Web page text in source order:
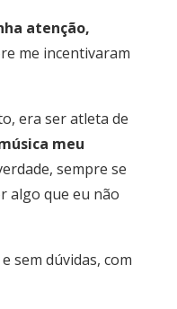
atenção,
me incentivaram
era ser atleta de
meu
sempre se
algo que eu não
sem dúvidas, com